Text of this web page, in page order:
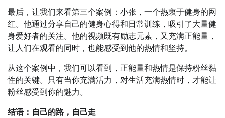
最后，让我们来看第三个案例：小张，一个热衷于健身的网
红。他通过分享自己的健身心得和日常训练，吸引了大量健
身爱好者的关注。他的视频既有励志元素，又充满正能量，
让人们在观看的同时，也能感受到他的热情和坚持。
从这个案例中，我们可以看到，正能量和热情是保持粉丝黏
性的关键。只有当你充满活力，对生活充满热情时，才能让
粉丝感受到你的魅力。
结语：自己的路，自己走